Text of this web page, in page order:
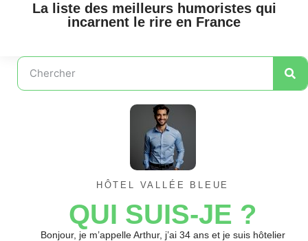
La liste des meilleurs humoristes qui
incarnent le rire en France
HÔTEL VALLÉE BLEUE
QUI SUIS-JE ?
Bonjour, je m’appelle Arthur, j’ai 34 ans et je suis hôtelier